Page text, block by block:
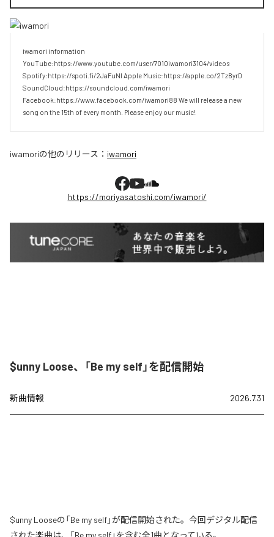
iwamori information
YouTube:https://www.youtube.com/user/7010iwamori3104/videos
Spotify:https://spoti.fi/2JaFuNl Apple Music:https://apple.co/2TzByrD
SoundCloud:https://soundcloud.com/iwamori
Facebook:https://www.facebook.com/iwamori88 We will release a new
song on the 15th of every month. Please enjoy our music!
iwamoriの他のリリース： iwamori
https://moriyasatoshi.com/iwamori/
$unny Loose、「Be my self」を配信開始
新曲情報 2026.7.31
$unny Looseの「Be my self」が配信開始された。今回デジタル配信
された楽曲は、「Be my self」を含む全1曲となっている。